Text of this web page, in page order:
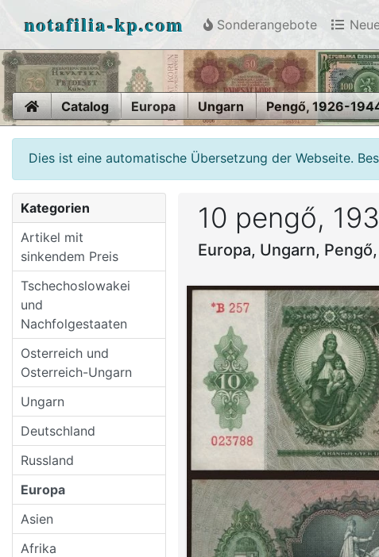
notafilia-kp.com Sonderangebote
HomeCatalog Europa Ungarn Pengő, 1926-
Dies ist eine automatische Übersetzung der Webseite.
Kategorien
Artikel mit
sinkendem Preis
Tschechoslowakei
und
Nachfolgestaaten
Osterreich und
Osterreich-Ungarn
Ungarn
Deutschland
Russland
Europa
Asien
Afrika
10 pengő,
Europa, Ungarn,